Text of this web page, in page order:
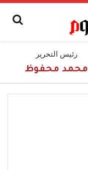
رئيس التحرير
محمد محفوظ